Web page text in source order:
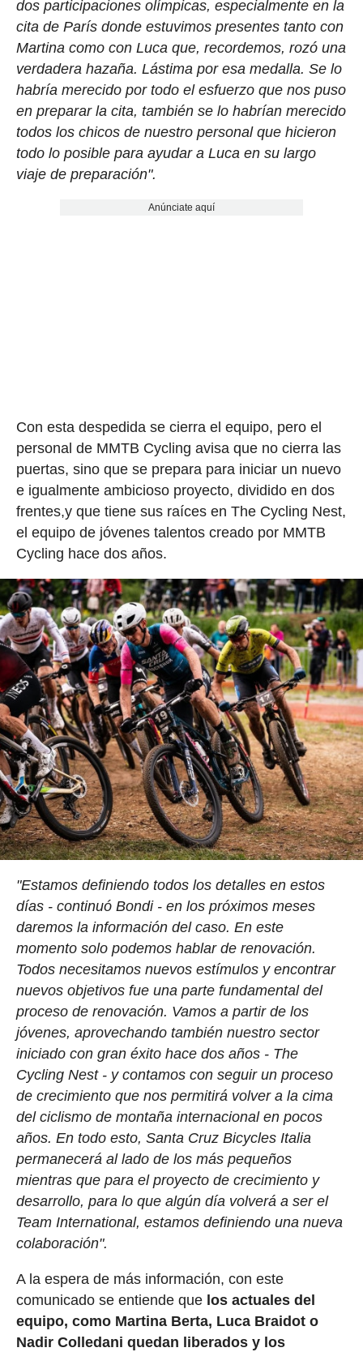
dos participaciones olímpicas, especialmente en la
cita de París donde estuvimos presentes tanto con
Martina como con Luca que, recordemos, rozó una
verdadera hazaña. Lástima por esa medalla. Se lo
habría merecido por todo el esfuerzo que nos puso
en preparar la cita, también se lo habrían merecido
todos los chicos de nuestro personal que hicieron
todo lo posible para ayudar a Luca en su largo
viaje de preparación".
Anúnciate aquí
Con esta despedida se cierra el equipo, pero el
personal de MMTB Cycling avisa que no cierra las
puertas, sino que se prepara para iniciar un nuevo
e igualmente ambicioso proyecto, dividido en dos
frentes,y que tiene sus raíces en The Cycling Nest,
el equipo de jóvenes talentos creado por MMTB
Cycling hace dos años.
"Estamos definiendo todos los detalles en estos
días - continuó Bondi - en los próximos meses
daremos la información del caso. En este
momento solo podemos hablar de renovación.
Todos necesitamos nuevos estímulos y encontrar
nuevos objetivos fue una parte fundamental del
proceso de renovación. Vamos a partir de los
jóvenes, aprovechando también nuestro sector
iniciado con gran éxito hace dos años - The
Cycling Nest - y contamos con seguir un proceso
de crecimiento que nos permitirá volver a la cima
del ciclismo de montaña internacional en pocos
años. En todo esto, Santa Cruz Bicycles Italia
permanecerá al lado de los más pequeños
mientras que para el proyecto de crecimiento y
desarrollo, para lo que algún día volverá a ser el
Team International, estamos definiendo una nueva
colaboración".
A la espera de más información, con este
comunicado se entiende que los actuales del
equipo, como Martina Berta, Luca Braidot o
Nadir Colledani quedan liberados y los